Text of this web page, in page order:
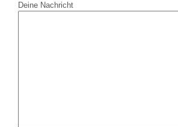
Deine Nachricht